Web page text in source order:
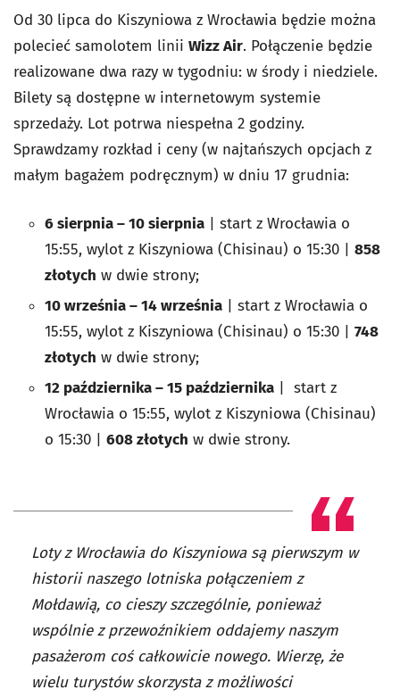
Od 30 lipca do Kiszyniowa z Wrocławia będzie można
polecieć samolotem linii Wizz Air. Połączenie będzie
realizowane dwa razy w tygodniu: w środy i niedziele.
Bilety są dostępne w internetowym systemie
sprzedaży. Lot potrwa niespełna 2 godziny.
Sprawdzamy rozkład i ceny (w najtańszych opcjach z
małym bagażem podręcznym) w dniu 17 grudnia:
6 sierpnia – 10 sierpnia | start z Wrocławia o
15:55, wylot z Kiszyniowa (Chisinau) o 15:30 | 858
złotych w dwie strony;
10 września – 14 września | start z Wrocławia o
15:55, wylot z Kiszyniowa (Chisinau) o 15:30 | 748
złotych w dwie strony;
12 października – 15 października | start z
Wrocławia o 15:55, wylot z Kiszyniowa (Chisinau)
o 15:30 | 608 złotych w dwie strony.
Loty z Wrocławia do Kiszyniowa są pierwszym w
historii naszego lotniska połączeniem z
Mołdawią, co cieszy szczególnie, ponieważ
wspólnie z przewoźnikiem oddajemy naszym
pasażerom coś całkowicie nowego. Wierzę, że
wielu turystów skorzysta z możliwości